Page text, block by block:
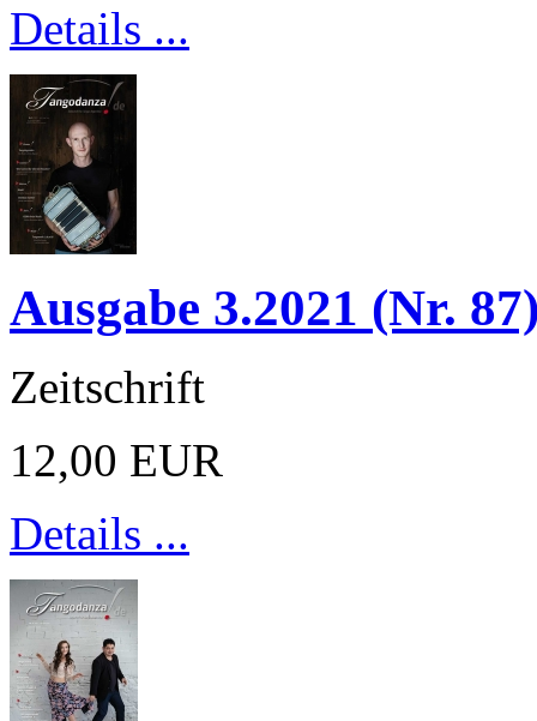
Details ...
Ausgabe 3.2021 (Nr.
Zeitschrift
12,00 EUR
Details ...